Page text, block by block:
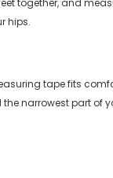
hips.
tape fits
narrowest part of